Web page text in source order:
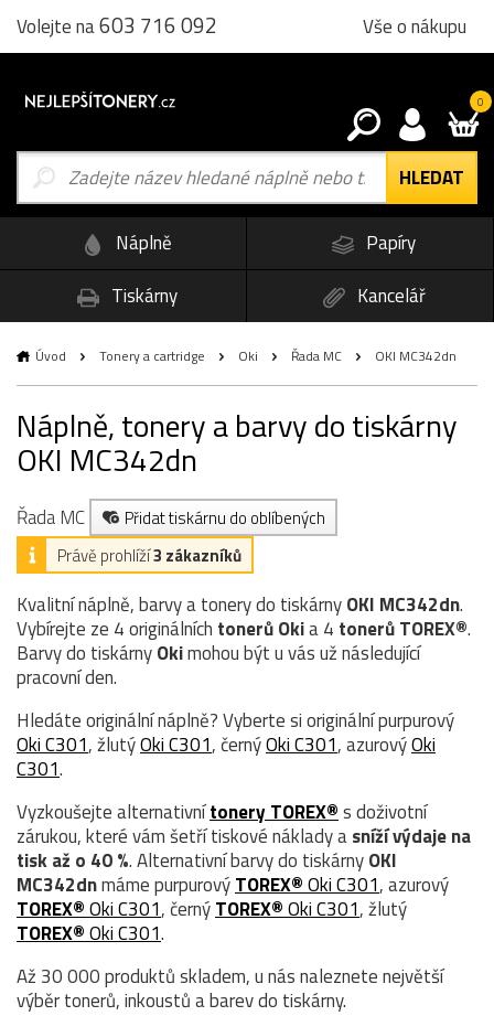
Volejte na603 716 092 Vše o nákupu
0
Náplně
Papíry
Tiskárny
Kancelář
Úvod Tonery a cartridge Oki Řada MC OKI MC342dn
Náplně, tonery a barvy do tiskárny
OKI MC342dn
Řada MC
Přidat tiskárnu do oblíbených
Právě prohlíží3 zákazníků
Kvalitní náplně, barvy a tonery do tiskárnyOKI MC342dn.
Vybírejte ze 4 originálních tonerůOkia 4 tonerů TOREX®.
Barvy do tiskárnyOkimohou být u vás už následující
pracovní den.
Hledáte originální náplně? Vyberte si originální purpurový
Oki C301, žlutýOki C301, černýOki C301, azurovýOki
C301.
Vyzkoušejte alternativnítonery TOREX®s doživotní
zárukou, které vám šetří tiskové náklady asníží výdaje na
tisk až o 40 %. Alternativní barvy do tiskárnyOKI
MC342dnmáme purpurovýTOREX®Oki C301, azurový
TOREX®Oki C301, černýTOREX®Oki C301, žlutý
TOREX®Oki C301.
Až 30 000 produktů skladem, u nás naleznete největší
výběr tonerů, inkoustů a barev do tiskárny.